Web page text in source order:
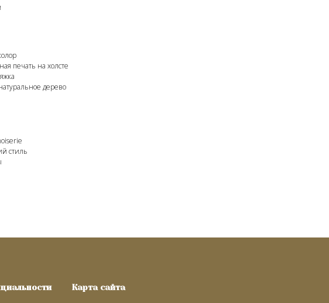
печать на холсте
дерево
стиль
Карта сайта